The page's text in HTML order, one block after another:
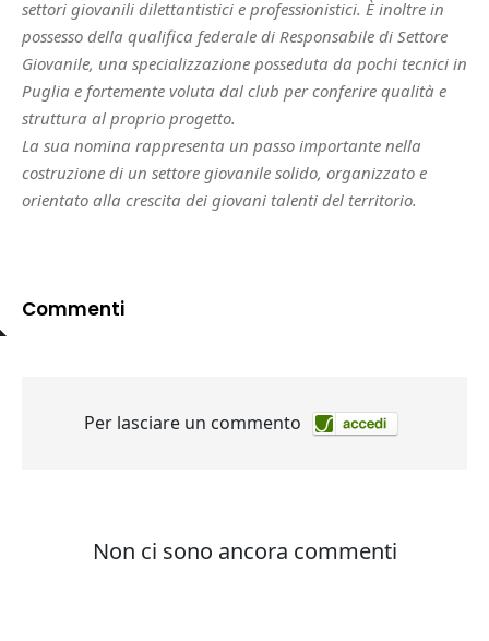
settori giovanili dilettantistici e professionistici. È inoltre in
possesso della qualifica federale di Responsabile di Settore
Giovanile, una specializzazione posseduta da pochi tecnici in
Puglia e fortemente voluta dal club per conferire qualità e
struttura al proprio progetto.
La sua nomina rappresenta un passo importante nella
costruzione di un settore giovanile solido, organizzato e
orientato alla crescita dei giovani talenti del territorio.
Commenti